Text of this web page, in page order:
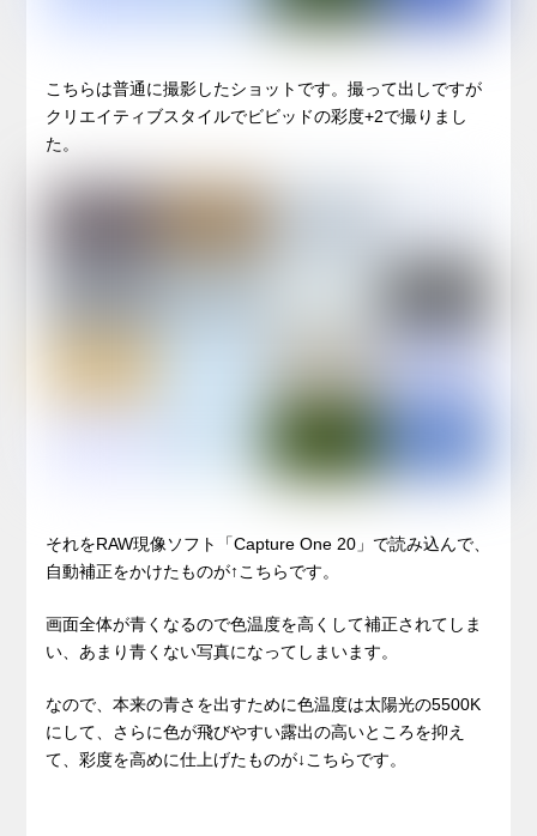
こちらは普通に撮影したショットです。撮って出しですが
クリエイティブスタイルでビビッドの彩度+2で撮りまし
た。
それをRAW現像ソフト「Capture One 20」で読み込んで、
自動補正をかけたものが↑こちらです。
画面全体が青くなるので色温度を高くして補正されてしま
い、あまり青くない写真になってしまいます。
なので、本来の青さを出すために色温度は太陽光の5500K
にして、さらに色が飛びやすい露出の高いところを抑え
て、彩度を高めに仕上げたものが↓こちらです。